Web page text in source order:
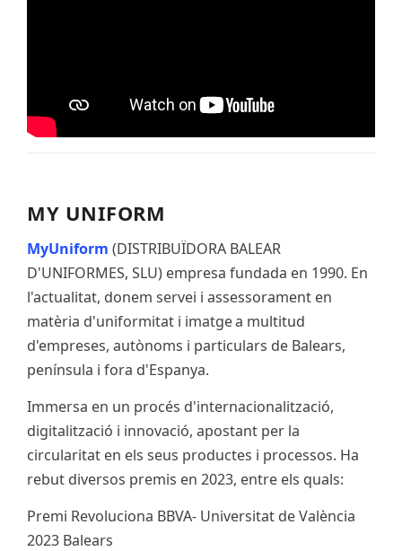
MY UNIFORM
MyUniform (DISTRIBUÏDORA BALEAR
D'UNIFORMES, SLU) empresa fundada en 1990. En
l'actualitat, donem servei i assessorament en
matèria d'uniformitat i imatge a multitud
d'empreses, autònoms i particulars de Balears,
península i fora d'Espanya.
Immersa en un procés d'internacionalització,
digitalització i innovació, apostant per la
circularitat en els seus productes i processos. Ha
rebut diversos premis en 2023, entre els quals:
Premi Revoluciona BBVA- Universitat de València
2023 Balears